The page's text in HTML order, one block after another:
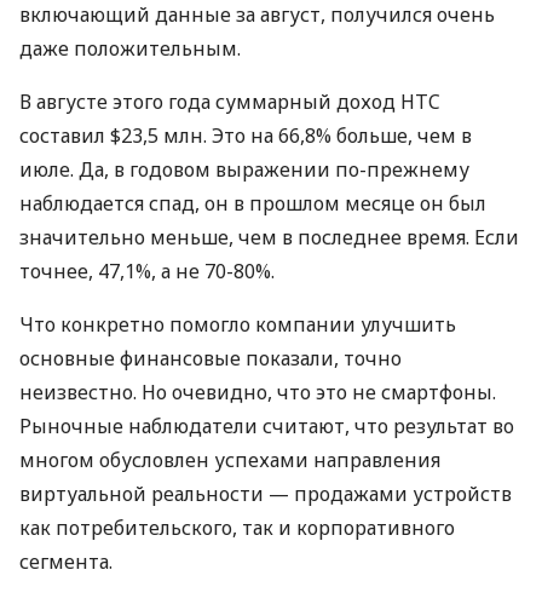
включающий данные за август, получился очень
даже положительным.
В августе этого года суммарный доход HTC
составил $23,5 млн. Это на 66,8% больше, чем в
июле. Да, в годовом выражении по-прежнему
наблюдается спад, он в прошлом месяце он был
значительно меньше, чем в последнее время. Если
точнее, 47,1%, а не 70-80%.
Что конкретно помогло компании улучшить
основные финансовые показали, точно
неизвестно. Но очевидно, что это не смартфоны.
Рыночные наблюдатели считают, что результат во
многом обусловлен успехами направления
виртуальной реальности — продажами устройств
как потребительского, так и корпоративного
сегмента.